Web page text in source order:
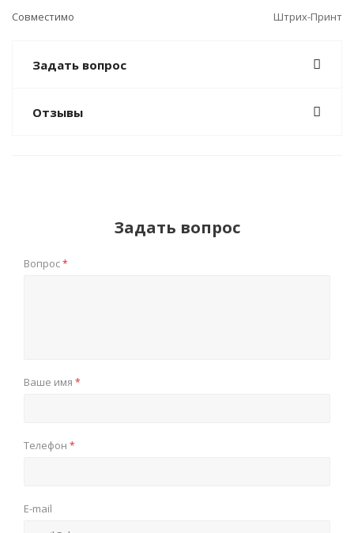
Совместимо Штрих-Принт
Задать вопрос
Отзывы
Задать вопрос
Вопрос*
Ваше имя *
Телефон *
E-mail